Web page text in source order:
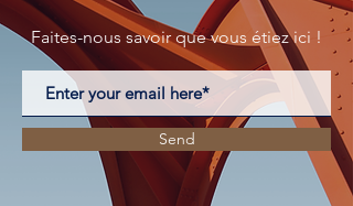
Faites-nous savoir que vous étiez ici !
Send